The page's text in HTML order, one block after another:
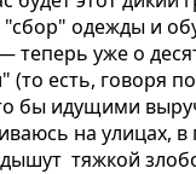
одежды и
теперь уже о
(то есть, говоря
бы идущими
на улицах, в
дышут тяжкой